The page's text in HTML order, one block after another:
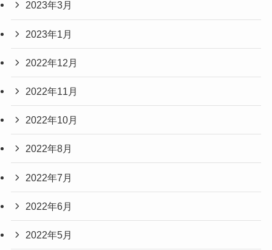
2023年3月
2023年1月
2022年12月
2022年11月
2022年10月
2022年8月
2022年7月
2022年6月
2022年5月